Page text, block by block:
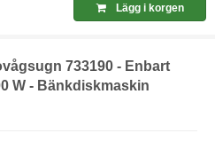
Lägg i korgen
733190 - Enbart
W - Bänkdiskmaskin